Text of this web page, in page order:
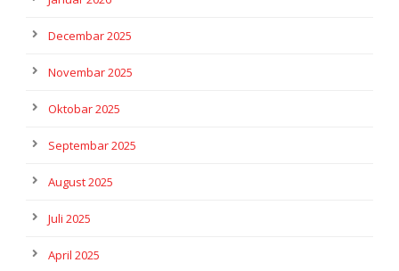
Decembar 2025
Novembar 2025
Oktobar 2025
Septembar 2025
August 2025
Juli 2025
April 2025